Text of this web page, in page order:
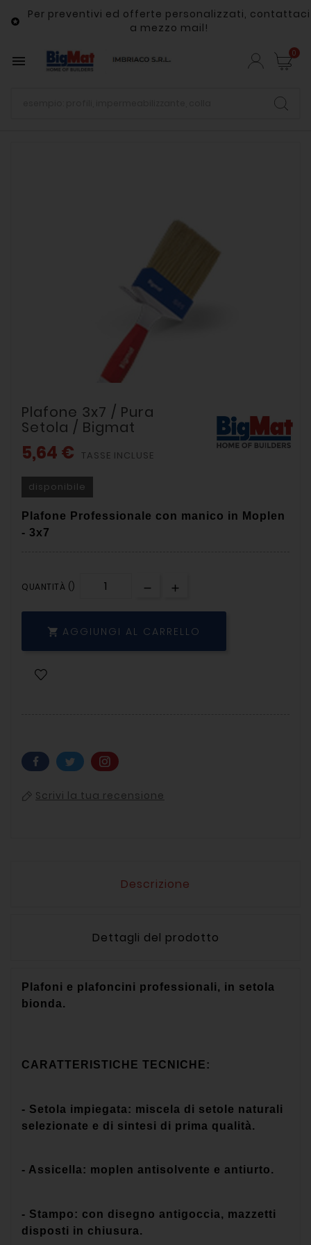

Per preventivi ed offerte personalizzati, contattaci
a mezzo mail!
 0
Plafone 3x7 / Pura
Setola / Bigmat
5,64 € TASSE INCLUSE
disponibile
Plafone Professionale con manico in Moplen
- 3x7
QUANTITÀ ()
 AGGIUNGI AL CARRELLO
Scrivi la tua recensione
Descrizione
Dettagli del prodotto
Plafoni e plafoncini professionali, in setola
bionda.
CARATTERISTICHE TECNICHE:
- Setola impiegata: miscela di setole naturali
selezionate e di sintesi di prima qualità.
- Assicella: moplen antisolvente e antiurto.
- Stampo: con disegno antigoccia, mazzetti
disposti in chiusura.